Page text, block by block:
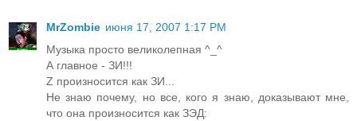
MrZombie июня 17, 2007 1:17 PM
Музыка просто великолепная ^_^
А главное - ЗИ!!!
Z произносится как ЗИ...
Не знаю почему, но все, кого я знаю, доказывают мне,
что она произносится как ЗЭД: